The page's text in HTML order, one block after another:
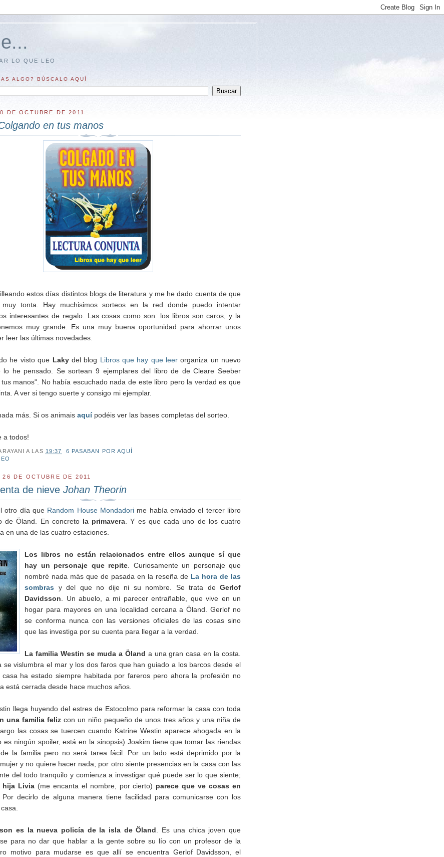
LO QUE LEO
ALGO? BÚSCALO AQUÍ
DE OCTUBRE DE 2011
en tus manos
estos días distintos blogs de literatura y me he dado cuenta de que
muy tonta. Hay muchisimos sorteos en la red donde puedo intentar
interesantes de regalo. Las cosas como son: los libros son caros, y la
muy grande. Es una muy buena oportunidad para ahorrar unos
leer las últimas novedades.
he visto que Lakydel blog Libros que hay que leerorganiza un nuevo
lo he pensado. Se sortean 9 ejemplares del libro de de Cleare Seeber
manos". No había escuchado nada de este libro pero la verdad es que
A ver si tengo suerte y consigo mi ejemplar.
más. Si os animaisaquípodéis ver las bases completas del sorteo.
a todos!
A LAS 19:37
6 PASABAN POR AQUÍ
26 DE OCTUBRE DE 2011
de nieveJohan Theorin
otro día que Random House Mondadori me había enviado el tercer libro
de Öland. En concreto la primavera . Y es que cada uno de los cuatro
en una de las cuatro estaciones.
Los libros no están relacionados entre ellos aunque sí que
hay un personaje que repite . Curiosamente un personaje que
nombré nada más que de pasada en la reseña de La hora de las
sombras y del que no dije ni su nombre. Se trata de Gerlof
Davidsson . Un abuelo, a mi parecer entrañable, que vive en un
hogar para mayores en una localidad cercana a Öland. Gerlof no
se conforma nunca con las versiones oficiales de las cosas sino
que las investiga por su cuenta para llegar a la verdad.
La familia Westin se muda a Öland a una gran casa en la costa.
se vislumbra el mar y los dos faros que han guiado a los barcos desde el
ha estado siempre habitada por fareros pero ahora la profesión no
está cerrada desde hace muchos años.
llega huyendo del estres de Estocolmo para reformar la casa con toda
una familia felizcon un niño pequeño de unos tres años y una niña de
las cosas se tuercen cuando Katrine Westin aparece ahogada en la
es ningún spoiler, está en la sinopsis) Joakim tiene que tomar las riendas
la familia pero no será tarea fácil. Por un lado está deprimido por la
y no quiere hacer nada; por otro siente presencias en la casa con las
del todo tranquilo y comienza a investigar qué puede ser lo que siente;
hija Livia (me encanta el nombre, por cierto) parece que ve cosas en
. Por decirlo de alguna manera tiene facilidad para comunicarse con los
es la nueva policía de la isla de Öland . Es una chica joven que
para no dar que hablar a la gente sobre su lío con un profesor de la
motivo para mudarse es que allí se encuentra Gerlof Davidsson, el